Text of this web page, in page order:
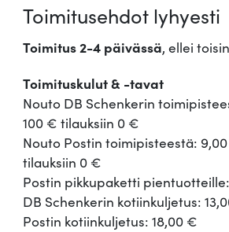
Toimitusehdot lyhyesti
Toimitus 2-4 päivässä, ellei
Toimituskulut & -tavat
Nouto DB Schenkerin
100 € tilauksiin 0 €
Nouto Postin toimipisteestä:
tilauksiin 0 €
Postin pikkupaketti
DB Schenkerin kotiinkuljetus:
Postin kotiinkuljetus: 18,00 €